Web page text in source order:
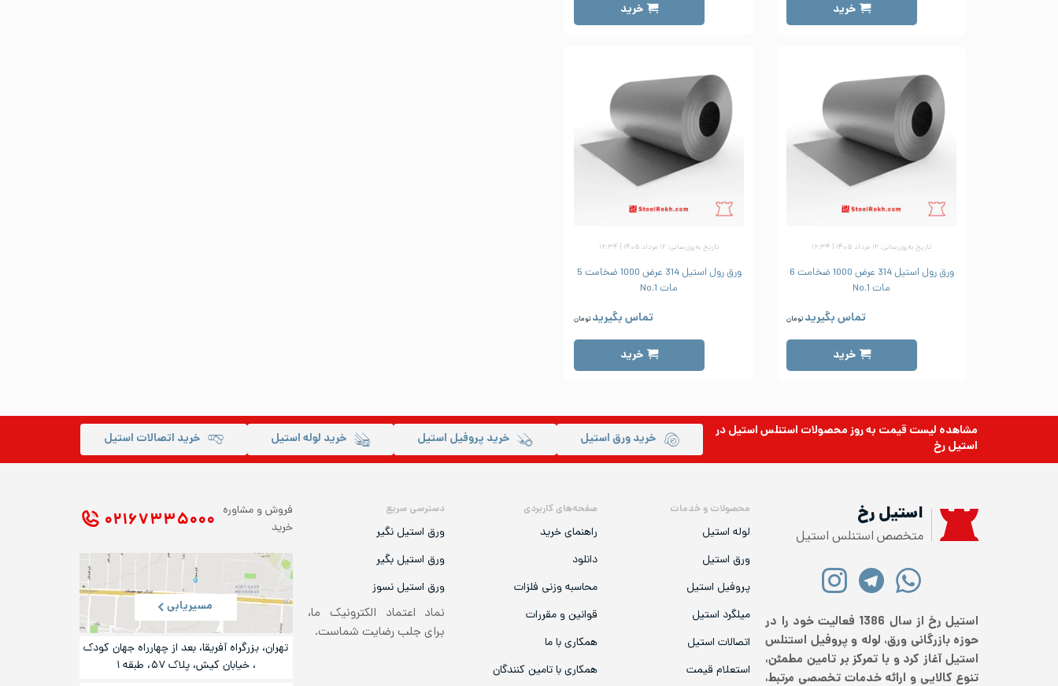
خرید خرید
تاریخ به‌روزرسانی: ۱۲ مرداد ۱۴۰۵ | ۱۶:۳۴
ورق رول استیل 314 عرض 1000 ضخامت 6
مات No.1
تماس بگیرید تومان
خرید
تاریخ به‌روزرسانی: ۱۲ مرداد ۱۴۰۵ | ۱۶:۳۴
ورق رول استیل 314 عرض 1000 ضخامت 5
مات No.1
تماس بگیرید تومان
خرید
مشاهده لیست قیمت به روزمحصولات استنلس استیلدر
استیل رخ
خرید ورق استیل خرید پروفیل استیل خرید لوله استیل خرید اتصالات استیل
استیل رخ
متخصص استنلس استیل
استیل رخ از سال 1386 فعالیت خود را در
حوزه بازرگانی ورق، لوله و پروفیل استنلس
استیل آغاز کرد و با تمرکز بر تامین مطمئن،
تنوع کالایی و ارائه خدمات تخصصی مرتبط،
محصولات و خدمات
لوله استیل
ورق استیل
پروفیل استیل
میلگرد استیل
اتصالات استیل
استعلام قیمت
صفحه‌های کاربردی
راهنمای خرید
دانلود
محاسبه وزنی فلزات
قوانین و مقررات
همکاری با ما
همکاری با تامین کنندگان
دسترسی سریع
ورق استیل نگیر
ورق استیل بگیر
ورق استیل نسوز
نماد اعتماد الکترونیک ما،
برای جلب رضایت شماست.
فروش و مشاوره
خرید
۰۲۱ ۶۷۳۳۵۰۰۰
مسیریابی
تهران، بزرگراه آفریقا، بعد از چهارراه جهان کودک
، خیابان کیش، پلاک ۵۷، طبقه ۱